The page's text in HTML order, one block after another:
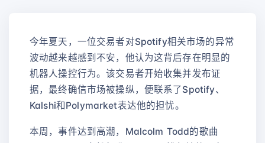
今年夏天，一位交易者对Spotify相关市场的异常
波动越来越感到不安，他认为这背后存在明显的
机器人操控行为。该交易者开始收集并发布证
据，最终确信市场被操纵，便联系了Spotify、
Kalshi和Polymarket表达他的担忧。
本周，事件达到高潮，Malcolm Todd的歌曲